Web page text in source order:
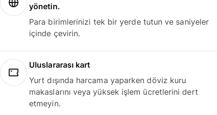
yönetin.
Para birimlerinizi tek bir yerde tutun ve saniyeler
içinde çevirin.
Uluslararası kart
Yurt dışında harcama yaparken döviz kuru
makaslarını veya yüksek işlem ücretlerini dert
etmeyin.